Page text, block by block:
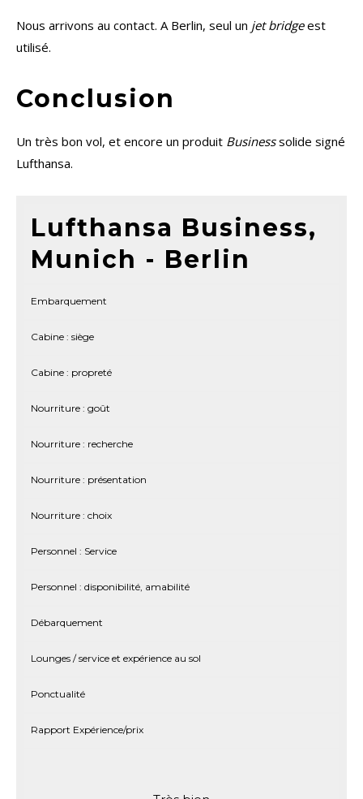
Nous arrivons au contact. A Berlin, seul un jet bridgeest
utilisé.
Conclusion
Un très bon vol, et encore un produit Businesssolide signé
Lufthansa.
Lufthansa Business,
Munich - Berlin
Embarquement
Cabine : siège
Cabine : propreté
Nourriture : goût
Nourriture : recherche
Nourriture : présentation
Nourriture : choix
Personnel : Service
Personnel : disponibilité, amabilité
Débarquement
Lounges / service et expérience au sol
Ponctualité
Rapport Expérience/prix